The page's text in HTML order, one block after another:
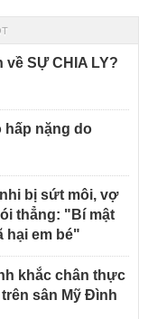
về SỰ CHIA LY?
hấp nặng do
bị sứt môi, vợ
thẳng: "Bí mật
hại em bé"
khắc chân thực
sân Mỹ Đình